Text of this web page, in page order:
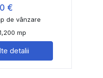
€
de vânzare
mp
detalii